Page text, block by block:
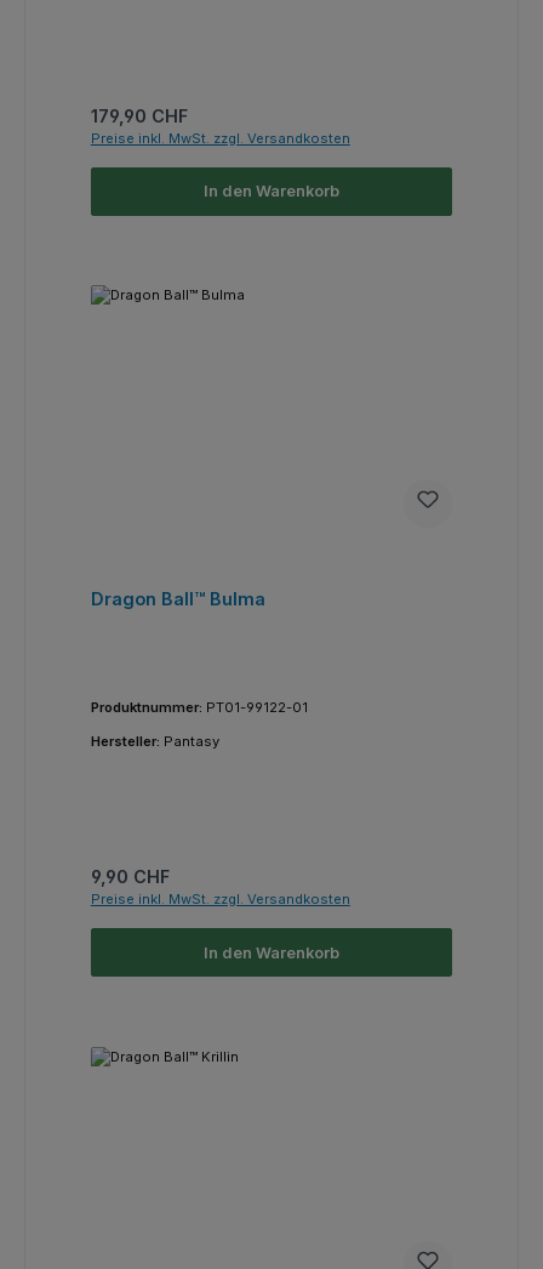
Regulärer Preis:
179,90 CHF
Preise inkl. MwSt. zzgl. Versandkosten
In den Warenkorb
Dragon Ball™ Bulma
Produktnummer: PT01-99122-01
Hersteller: Pantasy
Regulärer Preis:
9,90 CHF
Preise inkl. MwSt. zzgl. Versandkosten
In den Warenkorb